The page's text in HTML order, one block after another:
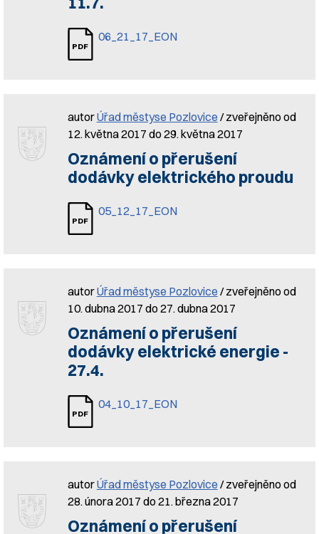
06_21_17_EON
autorÚřad městyse Pozlovice / zveřejněno od
12. května 2017 do 29. května 2017
Oznámení o přerušení
dodávky elektrického proudu
05_12_17_EON
autorÚřad městyse Pozlovice / zveřejněno od
10. dubna 2017 do 27. dubna 2017
Oznámení o přerušení
dodávky elektrické energie -
27.4.
04_10_17_EON
autorÚřad městyse Pozlovice / zveřejněno od
28. února 2017 do 21. března 2017
Oznámení o přerušení